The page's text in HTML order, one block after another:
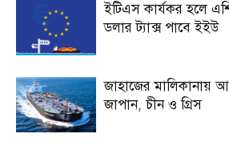
ইটিএস কার্যকর হলে
ডলার ট্যাক্স পাবে ইইউ
জাহাজের মালিকানায়
জাপান, চীন ও গ্রিস